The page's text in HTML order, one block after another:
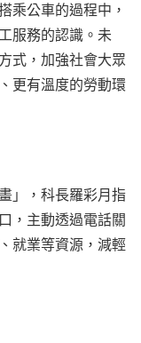
乘公車的過程中，
服務的認識。未
式，加強社會大眾
更有溫度的勞動環
」，科長羅彩月指
，主動透過電話關
就業等資源，減輕